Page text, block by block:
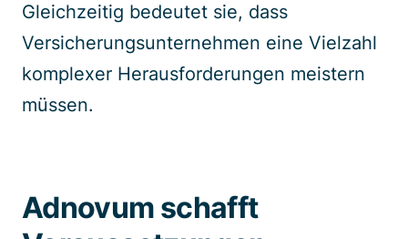
Gleichzeitig bedeutet sie, dass
Versicherungsunternehmen eine Vielzahl
komplexer Herausforderungen meistern
müssen.
Adnovum schafft